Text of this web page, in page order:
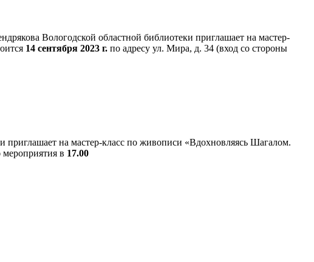
Вологодской областной библиотеки приглашает на мастер-
14 сентября 2023 г. по адресу ул. Мира, д. 34 (вход со стороны
на мастер-класс по живописи «Вдохновляясь Шагалом.
в 17.00